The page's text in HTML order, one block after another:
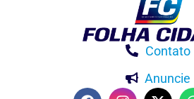
Contato
Anuncie